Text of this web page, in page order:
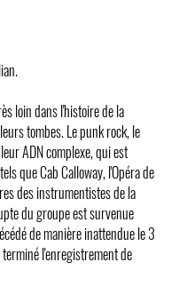
loin dans l'histoire de la
tombes. Le punk rock, le
ADN complexe, qui est
que Cab Calloway, l'Opéra de
des instrumentistes de la
du groupe est survenue
de manière inattendue le 3
l'enregistrement de